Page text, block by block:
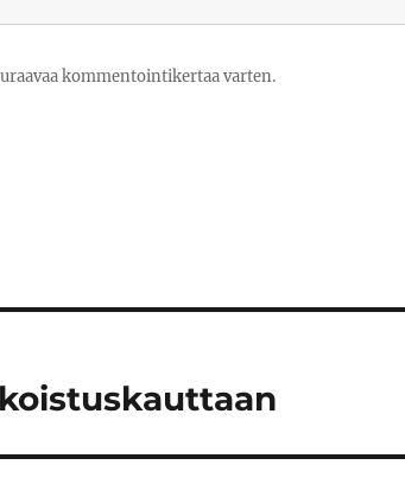
kommentointikertaa varten.